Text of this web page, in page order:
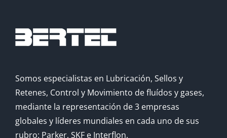
Somos especialistas en Lubricación, Sellos y
Retenes, Control y Movimiento de fluídos y gases,
mediante la representación de 3 empresas
globales y líderes mundiales en cada uno de sus
rubro: Parker, SKF e Interflon.